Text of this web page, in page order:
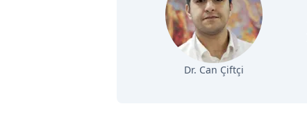
Dr. Can Çiftçi